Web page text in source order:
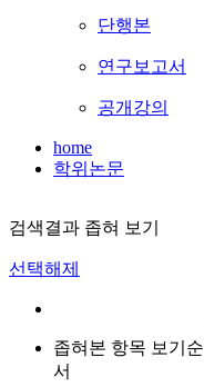
단행본
연구보고서
공개강의
home
학위논문
검색결과 좁혀 보기
선택해제
좁혀본 항목 보기순
서